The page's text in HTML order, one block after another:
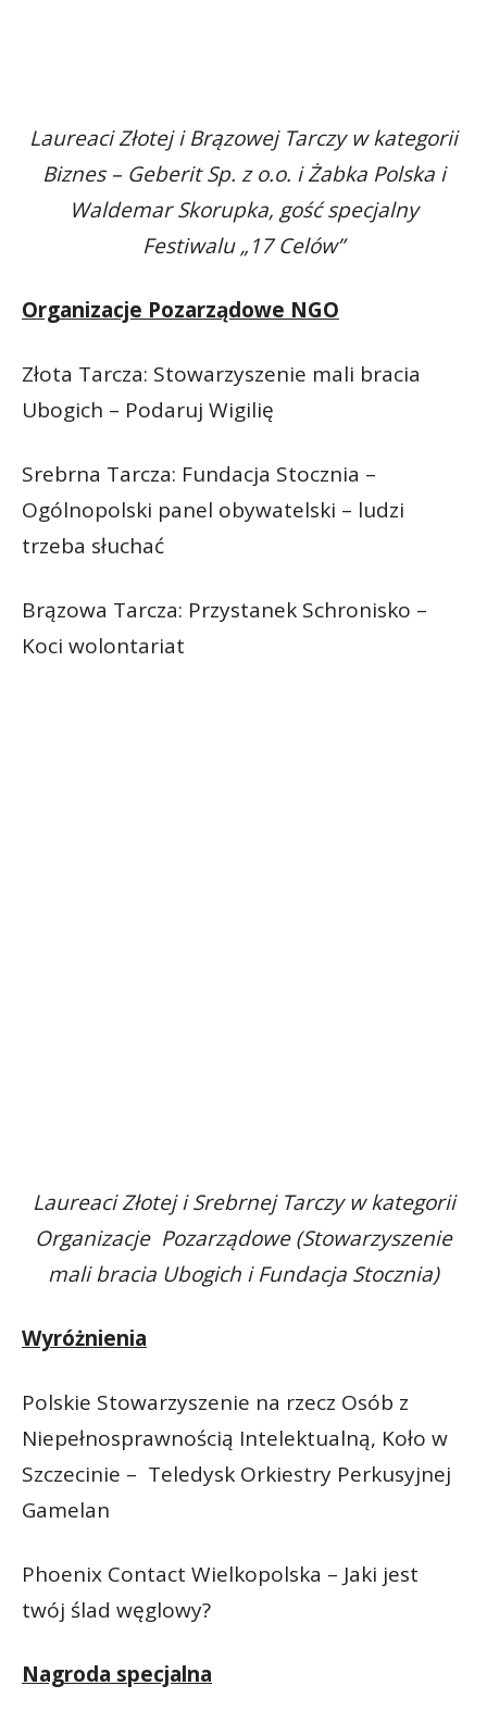
Laureaci Złotej i Brązowej Tarczy w kategorii
Biznes – Geberit Sp. z o.o. i Żabka Polska i
Waldemar Skorupka, gość specjalny
Festiwalu „17 Celów”
Organizacje Pozarządowe NGO
Złota Tarcza: Stowarzyszenie mali bracia
Ubogich – Podaruj Wigilię
Srebrna Tarcza: Fundacja Stocznia –
Ogólnopolski panel obywatelski – ludzi
trzeba słuchać
Brązowa Tarcza: Przystanek Schronisko –
Koci wolontariat
Laureaci Złotej i Srebrnej Tarczy w kategorii
Organizacje Pozarządowe (Stowarzyszenie
mali bracia Ubogich i Fundacja Stocznia)
Wyróżnienia
Polskie Stowarzyszenie na rzecz Osób z
Niepełnosprawnością Intelektualną, Koło w
Szczecinie – Teledysk Orkiestry Perkusyjnej
Gamelan
Phoenix Contact Wielkopolska – Jaki jest
twój ślad węglowy?
Nagroda specjalna